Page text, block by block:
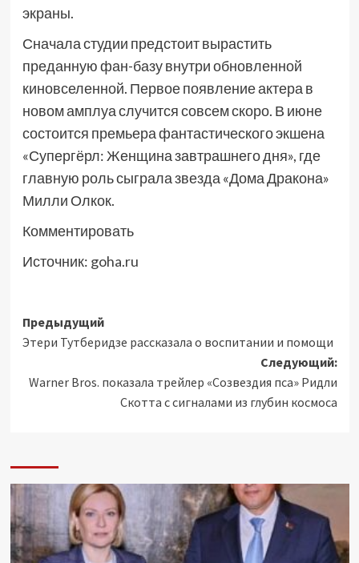
экраны.
Сначала студии предстоит вырастить
преданную фан-базу внутри обновленной
киновселенной. Первое появление актера в
новом амплуа случится совсем скоро. В июне
состоится премьера фантастического экшена
«Супергёрл: Женщина завтрашнего дня», где
главную роль сыграла звезда «Дома Дракона»
Милли Олкок.
Комментировать
Источник: goha.ru
Навигация
записи
Предыдущий
Этери Тутберидзе рассказала о воспитании и помощи
Следующий:
Warner Bros. показала трейлер «Созвездия пса» Ридли
Скотта с сигналами из глубин космоса